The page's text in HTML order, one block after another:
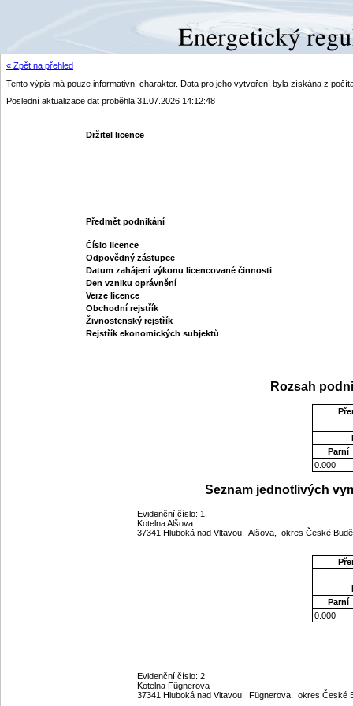
« Zpět na přehled
Tento výpis má pouze informativní charakter. Data pro jeho vytvoření byla získána z
Poslední aktualizace dat proběhla 31.07.2026 14:12:48
Držitel licence
Předmět podnikání
Číslo licence
Odpovědný zástupce
Datum zahájení výkonu licencované činnosti
Den vzniku oprávnění
Verze licence
Obchodní rejstřík
Živnostenský rejstřík
Rejstřík ekonomických subjektů
Rozsah
Parní
0.000
Seznam jednotlivých
Evidenční číslo: 1
Kotelna Alšova
37341 Hluboká nad Vltavou, Alšova, okres České
Parní
0.000
Evidenční číslo: 2
Kotelna Fügnerova
37341 Hluboká nad Vltavou, Fügnerova, okres